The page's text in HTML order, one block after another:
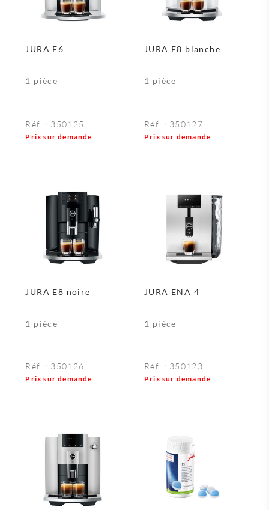
JURA E6
1 pièce
Réf. : 350125
Prix sur demande
JURA E8 blanche
1 pièce
Réf. : 350127
Prix sur demande
JURA E8 noire
1 pièce
Réf. : 350126
Prix sur demande
JURA ENA 4
1 pièce
Réf. : 350123
Prix sur demande